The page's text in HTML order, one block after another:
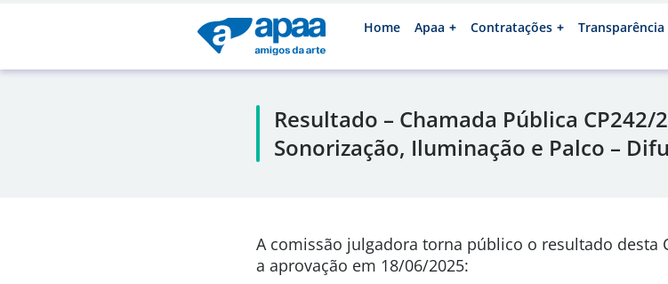
Home Apaa Contratações Transparência
Resultado – Chamada Pública
Sonorização, Iluminação e Palco –
A comissão julgadora torna público o resultado desta
a aprovação em 18/06/2025: